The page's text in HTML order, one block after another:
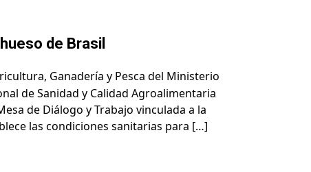
de Brasil
Ganadería y Pesca del Ministerio
de Sanidad y Calidad Agroalimentaria
de Diálogo y Trabajo vinculada a la
las condiciones sanitarias para […]